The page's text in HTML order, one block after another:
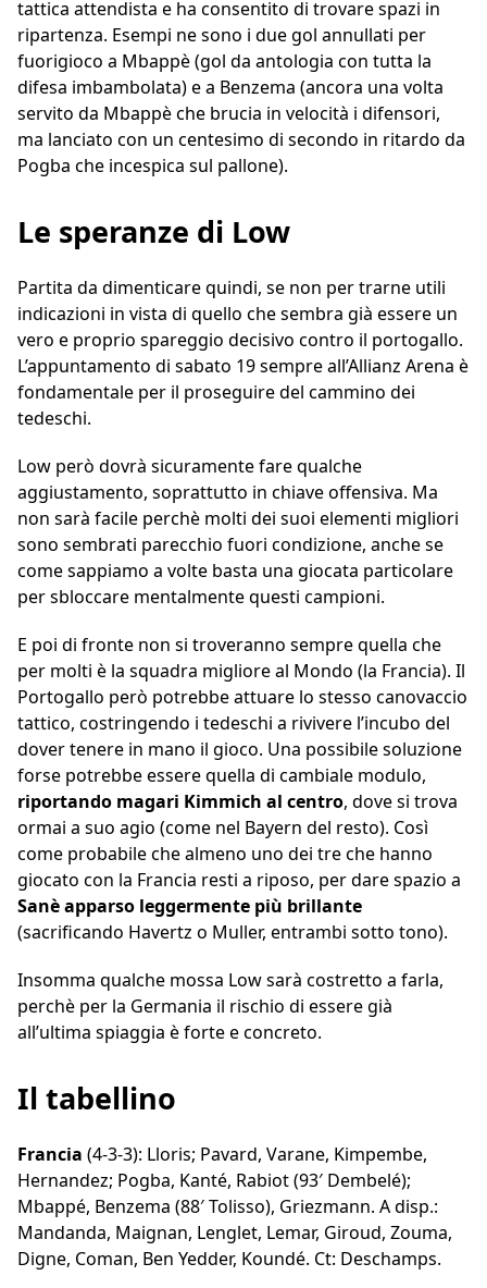
tattica attendista e ha consentito di trovare spazi in
ripartenza. Esempi ne sono i due gol annullati per
fuorigioco a Mbappè (gol da antologia con tutta la
difesa imbambolata) e a Benzema (ancora una volta
servito da Mbappè che brucia in velocità i difensori,
ma lanciato con un centesimo di secondo in ritardo da
Pogba che incespica sul pallone).
Le speranze di Low
Partita da dimenticare quindi, se non per trarne utili
indicazioni in vista di quello che sembra già essere un
vero e proprio spareggio decisivo contro il portogallo.
L’appuntamento di sabato 19 sempre all’Allianz Arena è
fondamentale per il proseguire del cammino dei
tedeschi.
Low però dovrà sicuramente fare qualche
aggiustamento, soprattutto in chiave offensiva. Ma
non sarà facile perchè molti dei suoi elementi migliori
sono sembrati parecchio fuori condizione, anche se
come sappiamo a volte basta una giocata particolare
per sbloccare mentalmente questi campioni.
E poi di fronte non si troveranno sempre quella che
per molti è la squadra migliore al Mondo (la Francia). Il
Portogallo però potrebbe attuare lo stesso canovaccio
tattico, costringendo i tedeschi a rivivere l’incubo del
dover tenere in mano il gioco. Una possibile soluzione
forse potrebbe essere quella di cambiale modulo,
riportando magari Kimmich al centro, dove si trova
ormai a suo agio (come nel Bayern del resto). Così
come probabile che almeno uno dei tre che hanno
giocato con la Francia resti a riposo, per dare spazio a
Sanè apparso leggermente più brillante
(sacrificando Havertz o Muller, entrambi sotto tono).
Insomma qualche mossa Low sarà costretto a farla,
perchè per la Germania il rischio di essere già
all’ultima spiaggia è forte e concreto.
Il tabellino
Francia (4-3-3): Lloris; Pavard, Varane, Kimpembe,
Hernandez; Pogba, Kanté, Rabiot (93′ Dembelé);
Mbappé, Benzema (88′ Tolisso), Griezmann. A disp.:
Mandanda, Maignan, Lenglet, Lemar, Giroud, Zouma,
Digne, Coman, Ben Yedder, Koundé. Ct: Deschamps.